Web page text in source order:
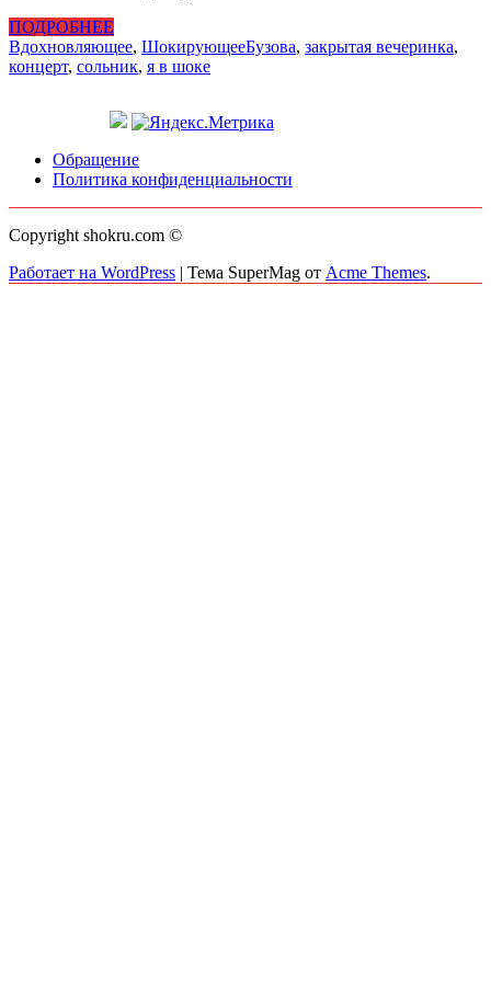
ПОДРОБНЕЕ
Вдохновляющее, ШокирующееБузова, закрытая вечеринка,
концерт, сольник, я в шоке
Обращение
Политика конфиденциальности
Copyright shokru.com ©
Работает на WordPress | Тема SuperMag от Acme Themes.